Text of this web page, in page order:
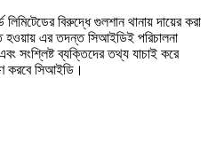
লিমিটেডের বিরুদ্ধে গুলশান থানায় দায়ের করা
হওয়ায় এর তদন্ত সিআইডিই পরিচালনা
সংশ্লিষ্ট ব্যক্তিদের তথ্য যাচাই করে
করবে সিআইডি।